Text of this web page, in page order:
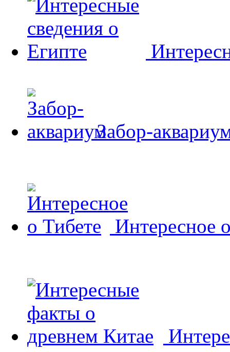
Забор-
Интересное